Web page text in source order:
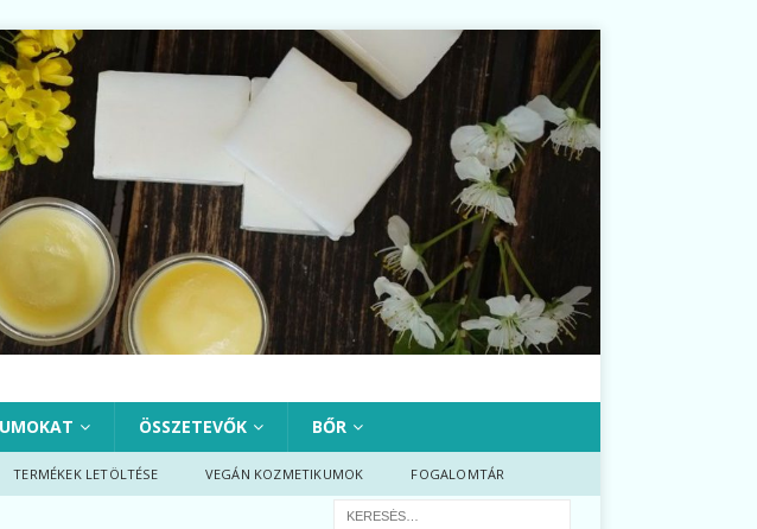
ÖSSZETEVŐK BŐR
TERMÉKEK LETÖLTÉSE VEGÁN KOZMETIKUMOK FOGALOMTÁR